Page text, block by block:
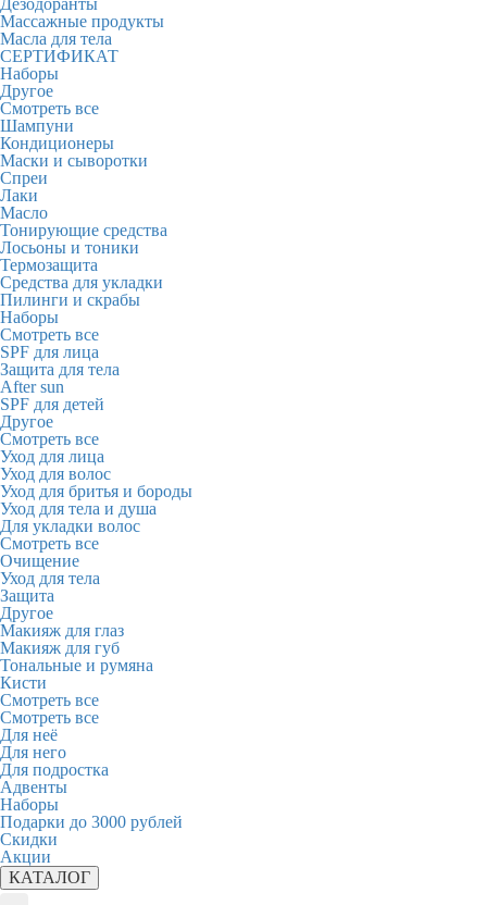
Дезодоранты
Массажные продукты
Масла для тела
СЕРТИФИКАТ
Наборы
Другое
Смотреть все
Шампуни
Кондиционеры
Маски и сыворотки
Спреи
Лаки
Масло
Тонирующие средства
Лосьоны и тоники
Термозащита
Средства для укладки
Пилинги и скрабы
Наборы
Смотреть все
SPF для лица
Защита для тела
After sun
SPF для детей
Другое
Смотреть все
Уход для лица
Уход для волос
Уход для бритья и бороды
Уход для тела и душа
Для укладки волос
Смотреть все
Очищение
Уход для тела
Защита
Другое
Макияж для глаз
Макияж для губ
Тональные и румяна
Кисти
Смотреть все
Смотреть все
Для неё
Для него
Для подростка
Адвенты
Наборы
Подарки до 3000 рублей
Скидки
Акции
КАТАЛОГ